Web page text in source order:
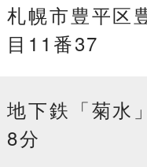
札幌市豊平区
目11番37
地下鉄「菊
8分